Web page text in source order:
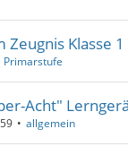
Zeugnis Klasse
Primarstufe
Acht"
allgemein